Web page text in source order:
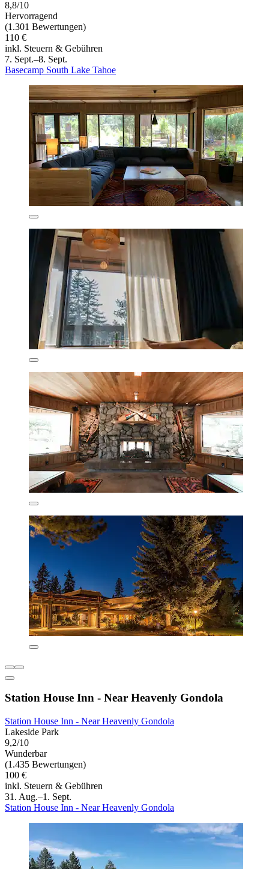
8,8/10
Hervorragend
(1.301 Bewertungen)
110 €
inkl. Steuern & Gebühren
7. Sept.–8. Sept.
Basecamp South Lake Tahoe
Station House Inn - Near Heavenly Gondola
Station House Inn - Near Heavenly Gondola
Lakeside Park
9,2/10
Wunderbar
(1.435 Bewertungen)
100 €
inkl. Steuern & Gebühren
31. Aug.–1. Sept.
Station House Inn - Near Heavenly Gondola